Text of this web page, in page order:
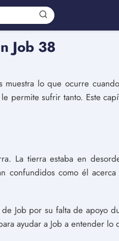
Job 38
lo que ocurre
permite sufrir tanto. Este
La tierra estaba en
confundidos como él
Job por su falta de apoyo
ayudar a Job a entender lo